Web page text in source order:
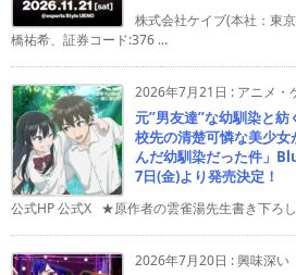
株式会社ケイブ(本社：東
橋祐希、証券コード:376 ...
2026年7月21日 : アニメ・
元”男友達”な幼馴染と
校先の清楚可憐な美少
んだ幼馴染だった件」
7日(金)より発売決定！
公式HP 公式X ★原作者の雲雀湯先生書き下ろ
2026年7月20日 :興味深い